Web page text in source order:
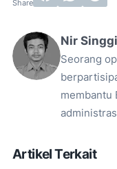
Nir
Seorang
membantu
Artikel Terkait